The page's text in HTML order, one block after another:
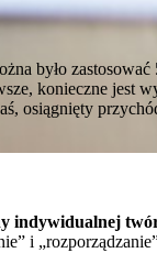
było
konieczne jest
osiągnięty
indywidualnej
i